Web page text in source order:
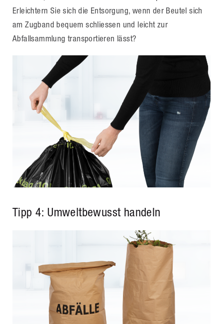
Erleichtern Sie sich die Entsorgung, wenn der Beutel sich
am Zugband bequem schliessen und leicht zur
Abfallsammlung transportieren lässt?
Tipp 4: Umweltbewusst handeln